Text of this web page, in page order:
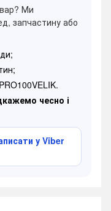
Ми
запчастину або
чесно і
у Viber